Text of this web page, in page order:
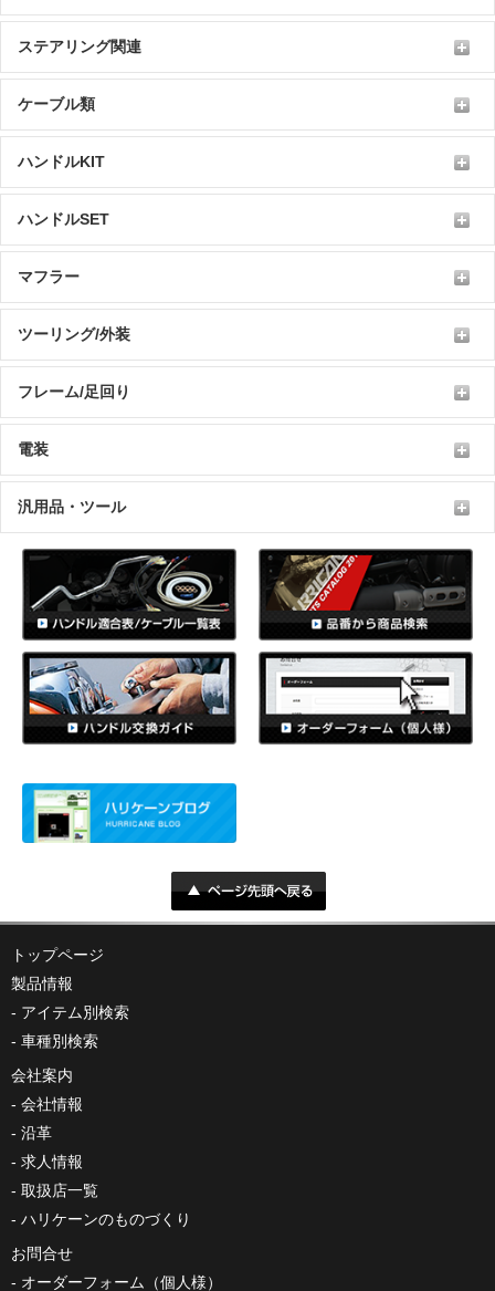
ステアリング関連
ケーブル類
ハンドルKIT
ハンドルSET
マフラー
ツーリング/外装
フレーム/足回り
電装
汎用品・ツール
トップページ
製品情報
アイテム別検索
車種別検索
会社案内
会社情報
沿革
求人情報
取扱店一覧
ハリケーンのものづくり
お問合せ
オーダーフォーム（個人様）